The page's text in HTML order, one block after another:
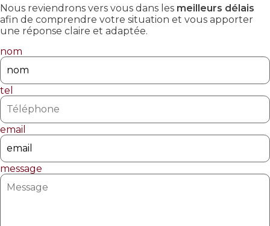
Nous reviendrons vers vous dans les meilleurs délais
afin de comprendre votre situation et vous apporter
une réponse claire et adaptée.
nom
tel
email
message